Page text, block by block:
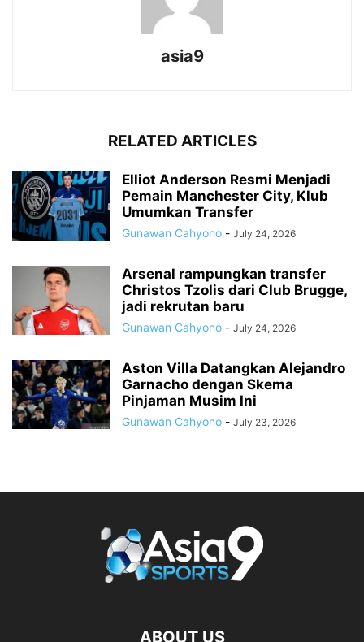
asia9
RELATED ARTICLES
Elliot Anderson Resmi Menjadi
Pemain Manchester City, Klub
Umumkan Transfer
Gunawan Cahyono - July 24, 2026
Arsenal rampungkan transfer
Christos Tzolis dari Club Brugge,
jadi rekrutan baru
Gunawan Cahyono - July 24, 2026
Aston Villa Datangkan Alejandro
Garnacho dengan Skema
Pinjaman Musim Ini
Gunawan Cahyono - July 23, 2026
ABOUT US